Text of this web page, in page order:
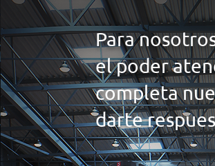
Para
el poder
completa
darte